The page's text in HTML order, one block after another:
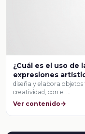
¿Cuál es el uso de
expresiones
diseña y elabora
creatividad, con el …
Ver contenido